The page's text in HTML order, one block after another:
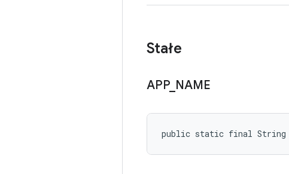
Stałe
APP_ NAME
public static final String